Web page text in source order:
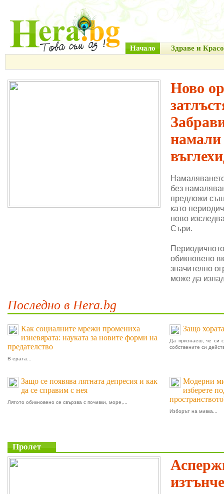
Начало Здраве и
Ново
намали
без
предложи
като
ново
Съри.
обикновено
значително
може да
Последно в Hera.bg
Как социалните мрежи промениха
изневярата: науката за новите форми на
предателство
В ерата...
Защо
Да признаеш, че си
собствените си
Защо се появява лятната депресия и как
да се справим с нея
Лятото обикновено се свързва с почивки, море,...
Модерни
изберете
Изборът на мивка...
Пролет